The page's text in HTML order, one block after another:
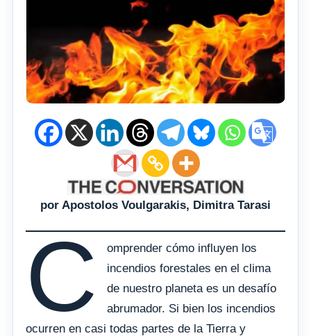
por Apostolos Voulgarakis, Dimitra Tarasi
C
omprender cómo influyen los
incendios forestales en el clima
de nuestro planeta es un desafío
abrumador. Si bien los incendios
ocurren en casi todas partes de la Tierra y